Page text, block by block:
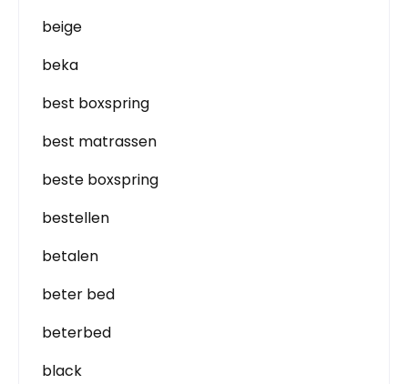
beige
beka
best boxspring
best matrassen
beste boxspring
bestellen
betalen
beter bed
beterbed
black